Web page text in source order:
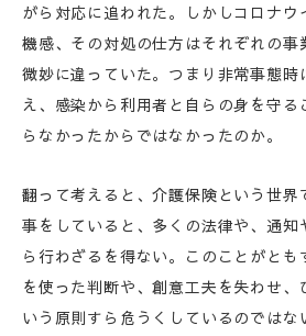
がら対応に追われた。しかしコロナウ
機感、その対処の仕方はそれぞれの事
微妙に違っていた。つまり非常事態時
え、感染から利用者と自らの身を守る
らなかったからではなかったのか。
翻って考えると、介護保険という世界
事をしていると、多くの法律や、通
ら行わざるを得ない。このことがと
を使った判断や、創意工夫を失わせ、
いう原則すら危うくしているのではな